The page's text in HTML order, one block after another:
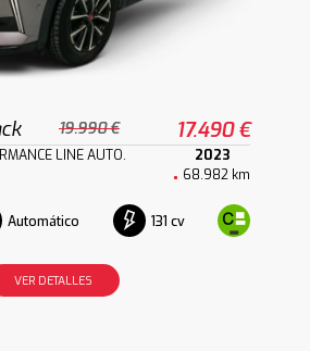
19.990 € 17.490 €
LINE AUTO.
2023
68.982 km
Automático 131 cv
VER DETALLES